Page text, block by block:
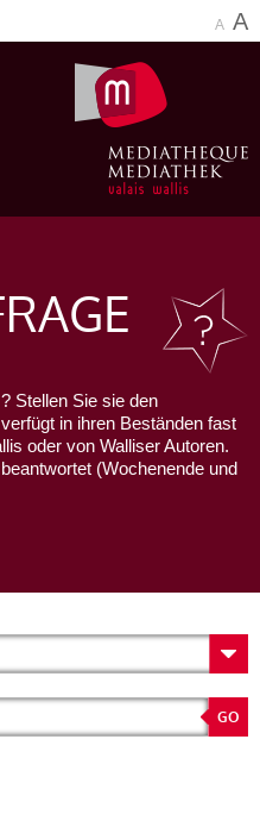
A A
Stellen Sie sie den
in ihren Beständen fast
oder von Walliser Autoren.
(Wochenende und